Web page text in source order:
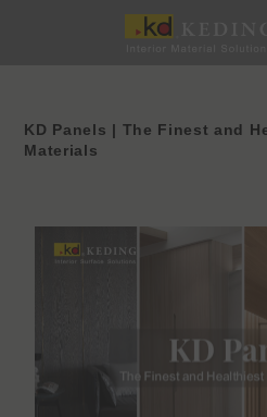
KD Panels | The Finest and
Materials